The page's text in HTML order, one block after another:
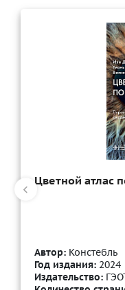
Цветной атлас
Автор: Констебль
Год издания: 2024
Издательство: